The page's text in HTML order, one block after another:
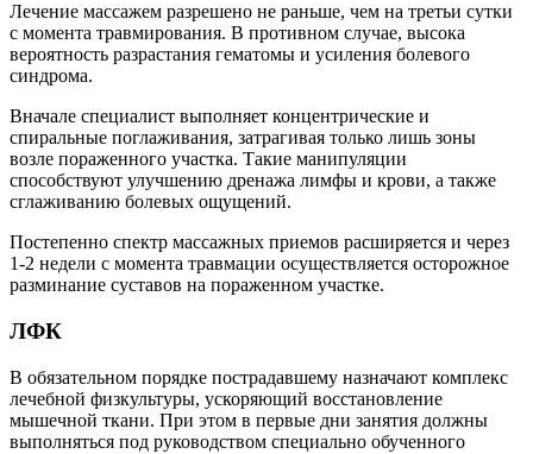
Лечение массажем разрешено не раньше, чем на третьи сутки
с момента травмирования. В противном случае, высока
вероятность разрастания гематомы и усиления болевого
синдрома.
Вначале специалист выполняет концентрические и
спиральные поглаживания, затрагивая только лишь зоны
возле пораженного участка. Такие манипуляции
способствуют улучшению дренажа лимфы и крови, а также
сглаживанию болевых ощущений.
Постепенно спектр массажных приемов расширяется и через
1-2 недели с момента травмации осуществляется осторожное
разминание суставов на пораженном участке.
ЛФК
В обязательном порядке пострадавшему назначают комплекс
лечебной физкультуры, ускоряющий восстановление
мышечной ткани. При этом в первые дни занятия должны
выполняться под руководством специально обученного